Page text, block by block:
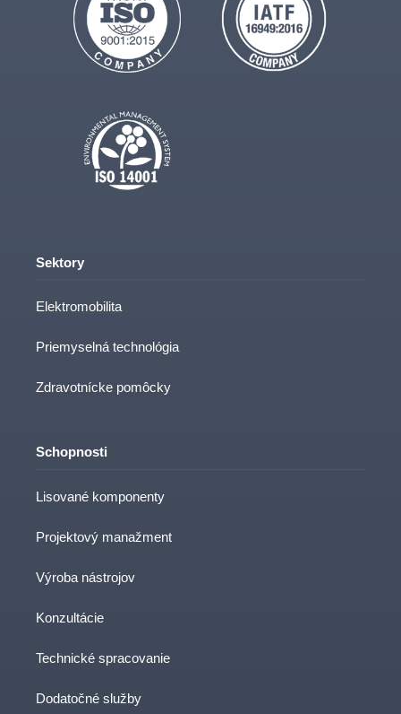
Sektory
Elektromobilita
Priemyselná technológia
Zdravotnícke pomôcky
Schopnosti
Lisované komponenty
Projektový manažment
Výroba nástrojov
Konzultácie
Technické spracovanie
Dodatočné služby